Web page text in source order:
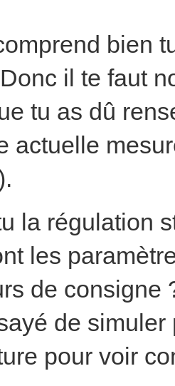
bien
il te faut
tu as dû
actuelle
la régulation
les
de consigne
de
pour voir